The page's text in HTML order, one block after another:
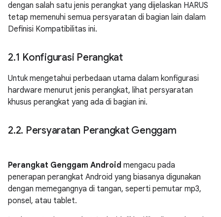
dengan salah satu jenis perangkat yang dijelaskan HARUS
tetap memenuhi semua persyaratan di bagian lain dalam
Definisi Kompatibilitas ini.
2.1 Konfigurasi Perangkat
Untuk mengetahui perbedaan utama dalam konfigurasi
hardware menurut jenis perangkat, lihat persyaratan
khusus perangkat yang ada di bagian ini.
2.2. Persyaratan Perangkat Genggam
Perangkat Genggam Android mengacu pada
penerapan perangkat Android yang biasanya digunakan
dengan memegangnya di tangan, seperti pemutar mp3,
ponsel, atau tablet.